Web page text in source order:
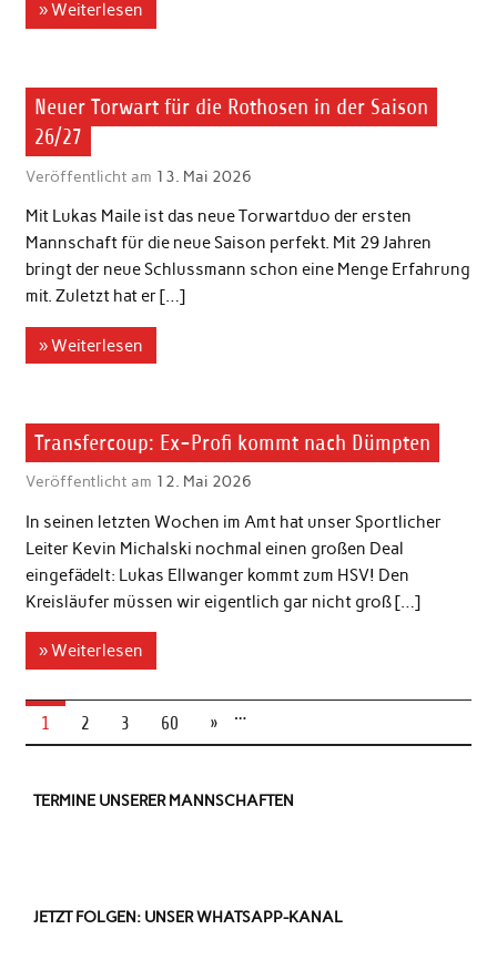
» Weiterlesen
Aktuelles
Neuer Torwart für die Rothosen in der Saison
26/27
Veröffentlicht am 13. Mai 2026
Mit Lukas Maile ist das neue Torwartduo der ersten
Mannschaft für die neue Saison perfekt. Mit 29 Jahren
bringt der neue Schlussmann schon eine Menge Erfahrung
mit. Zuletzt hat er […]
» Weiterlesen
1. Herren
Transfercoup: Ex-Profi kommt nach Dümpten
Veröffentlicht am 12. Mai 2026
In seinen letzten Wochen im Amt hat unser Sportlicher
Leiter Kevin Michalski nochmal einen großen Deal
eingefädelt: Lukas Ellwanger kommt zum HSV! Den
Kreisläufer müssen wir eigentlich gar nicht groß […]
» Weiterlesen
1 2 3 …
60 »
TERMINE UNSERER MANNSCHAFTEN
JETZT FOLGEN: UNSER WHATSAPP-KANAL